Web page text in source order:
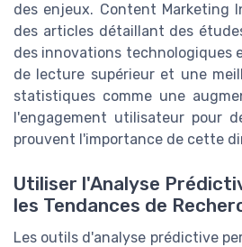
des enjeux. Content Marketing
des articles détaillant des
des innovations technologiques
de lecture supérieur et une
statistiques comme une
l'engagement utilisateur pour
prouvent l'importance de cette
Utiliser l'Analyse
les Tendances de
Les outils d'analyse prédictive